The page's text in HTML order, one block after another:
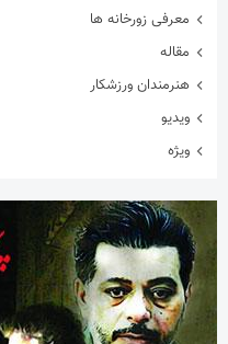
معرفی زورخانه ها
مقاله
هنرمندان ورزشکار
ویدیو
ویژه